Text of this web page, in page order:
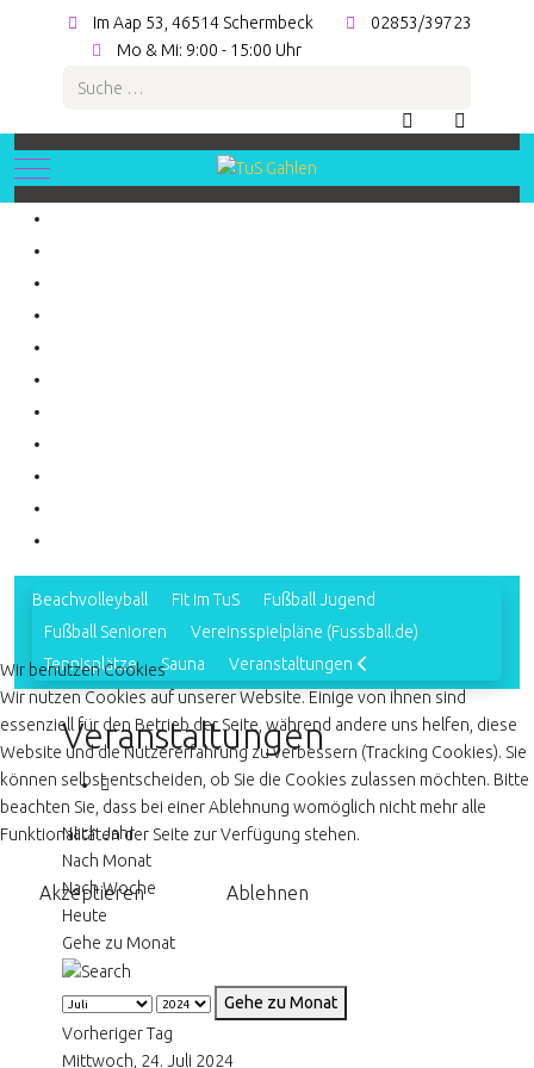
Im Aap 53, 46514 Schermbeck
02853/39723
Mo & Mi: 9:00 - 15:00 Uhr
Suchen
Mobile Menu Toggle
Beachvolleyball Fit im TuS
Fußball Jugend
Fußball Senioren
Vereinsspielpläne (Fussball.de)
Tennisplätze
Sauna Veranstaltungen
Veranstaltungen
Nach Jahr
Nach Monat
Nach Woche
Heute
Gehe zu Monat
Gehe zu Monat
Vorheriger Tag
Mittwoch, 24. Juli 2024
Wir benutzen Cookies
Wir nutzen Cookies auf unserer Website. Einige von ihnen sind
essenziell für den Betrieb der Seite, während andere uns helfen, diese
Website und die Nutzererfahrung zu verbessern (Tracking Cookies). Sie
können selbst entscheiden, ob Sie die Cookies zulassen möchten. Bitte
beachten Sie, dass bei einer Ablehnung womöglich nicht mehr alle
Funktionalitäten der Seite zur Verfügung stehen.
Akzeptieren Ablehnen